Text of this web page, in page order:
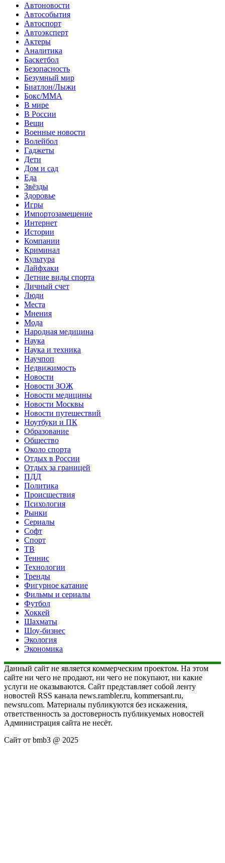
Автоновости
Автособытия
Автоспорт
Автоэксперт
Актеры
Аналитика
Баскетбол
Безопасность
Безумный мир
Биатлон/Лыжи
Бокс/MMA
В мире
В России
Вещи
Военные новости
Волейбол
Гаджеты
Дети
Дом и сад
Еда
Звёзды
Здоровье
Игры
Импортозамещение
Интернет
Истории
Компании
Криминал
Культура
Лайфхаки
Летние виды спорта
Личный счет
Люди
Места
Мнения
Мода
Народная медицина
Наука
Наука и техника
Научпоп
Недвижимость
Новости
Новости ЗОЖ
Новости медицины
Новости Москвы
Новости путешествий
Ноутбуки и ПК
Образование
Общество
Около спорта
Отдых в России
Отдых за границей
ПДД
Политика
Происшествия
Психология
Рынки
Сериалы
Софт
Спорт
ТВ
Теннис
Технологии
Тренды
Фигурное катание
Фильмы и сериалы
Футбол
Хоккей
Шахматы
Шоу-бизнес
Экология
Экономика
Данный сайт не является коммерческим проектом. На этом
сайте ни чего не продают, ни чего не покупают, ни какие
услуги не оказываются. Сайт представляет собой ленту
новостей RSS канала news.rambler.ru, kommersant.ru,
newsru.com. Материалы публикуются без искажения,
ответственность за достоверность публикуемых новостей
Администрация сайта не несёт.
Сайт от bmb3 @ 2025